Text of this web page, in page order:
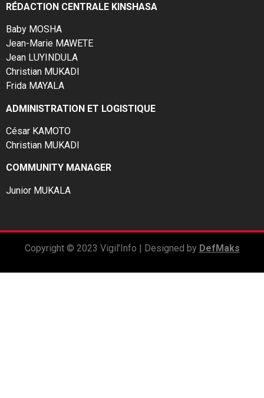
RÉDACTION CENTRALE KINSHASA
Baby MOSHA
Jean-Marie MAWETE
Jean LUYINDULA
Christian MUKADI
Frida MAYALA
ADMINISTRATION ET LOGISTIQUE
César KAMOTO
Christian MUKADI
COMMUNITY MANAGER
Junior MUKALA
Copyright © 2023 Vigil’Info | Designed by DefMaks